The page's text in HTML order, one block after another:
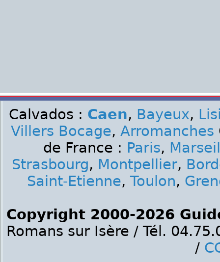
Calvados : Caen, Bayeux,
Villers Bocage, Arromanches
de France : Paris,
Strasbourg, Montpellier,
Saint-Etienne, Toulon,
Copyright 2000-2026
Romans sur Isère / Tél.
/